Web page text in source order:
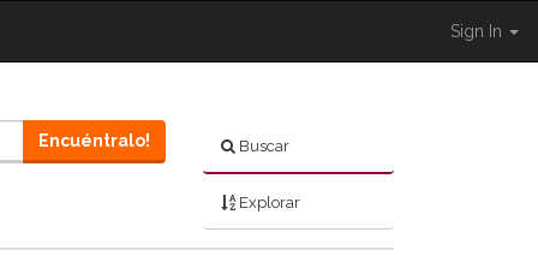
Sign In
Buscar
Explorar
Encuéntralo!